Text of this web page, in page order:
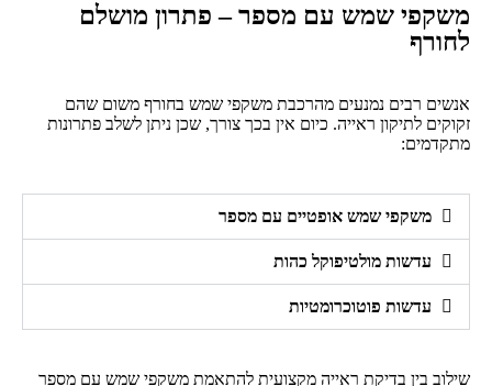
משקפי שמש עם מספר – פתרון מושלם
לחורף
אנשים רבים נמנעים מהרכבת משקפי שמש בחורף משום שהם
זקוקים לתיקון ראייה. כיום אין בכך צורך, שכן ניתן לשלב פתרונות
מתקדמים:
משקפי שמש אופטיים עם מספר
עדשות מולטיפוקל כהות
עדשות פוטוכרומטיות
שילוב בין בדיקת ראייה מקצועית להתאמת משקפי שמש עם מספר